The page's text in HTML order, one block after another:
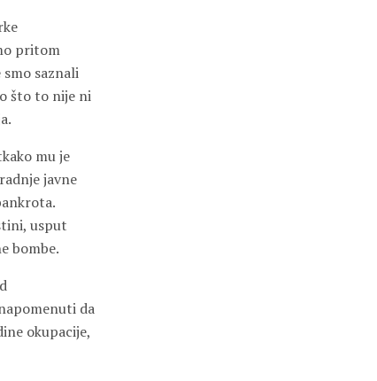
pritom
saznali
što to nije ni
mu je
javne
usput
bombe.
da
okupacije,